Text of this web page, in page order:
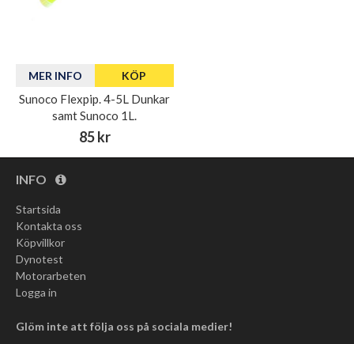
MER INFO KÖP
Sunoco Flexpip. 4-5L Dunkar
samt Sunoco 1L.
85 kr
INFO
Startsida
Kontakta oss
Köpvillkor
Dynotest
Motorarbeten
Logga in
Glöm inte att följa oss på sociala medier!